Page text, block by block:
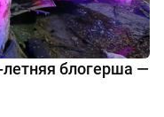
блогерша —